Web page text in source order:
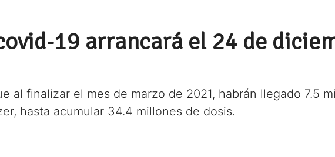
19 arrancará el 24 de
al finalizar el mes de marzo de 2021, habrán llegado 7.5
hasta acumular 34.4 millones de dosis.